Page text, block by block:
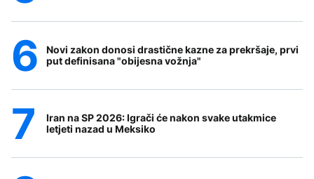
Novi zakon donosi drastične kazne za prekršaje, prvi
put definisana "obijesna vožnja"
Iran na SP 2026: Igrači će nakon svake utakmice
letjeti nazad u Meksiko